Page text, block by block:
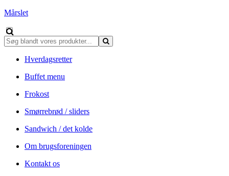
Mårslet
Hverdagsretter
Buffet menu
Frokost
Smørrebrød / sliders
Sandwich / det kolde
Om brugsforeningen
Kontakt os